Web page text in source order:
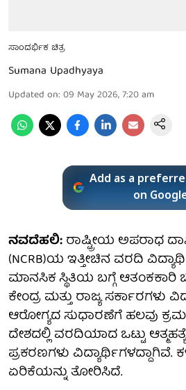
ಸಾಂದರ್ಭಿಕ ಚಿತ್ರ
Sumana Upadhyaya
Updated on: 09 May 2026, 7:20 am
Add as a
on
ನವದೆಹಲಿ:ರಾಷ್ಟ್ರೀಯ ಅಪರಾಧ
(NCRB)ಯ ಇತ್ತೀಚಿನ ವರದಿ
ಮಾನಸಿಕ ಸ್ಥಿತಿಯ ಬಗ್ಗೆ ಆತಂಕಕಾರಿ
ಕೇಂದ್ರ ಮತ್ತು ರಾಜ್ಯ ಸರ್ಕಾರಗಳು
ಆರೋಗ್ಯದ ಸುಧಾರಣೆಗೆ ಹಲವು
ದೇಶದಲ್ಲಿ ವರದಿಯಾದ ಒಟ್ಟು
ಪ್ರಕರಣಗಳು ವಿದ್ಯಾರ್ಥಿಗಳದ್ದಾಗಿವೆ.
ಏರಿಕೆಯನ್ನು ತೋರಿಸಿದೆ.